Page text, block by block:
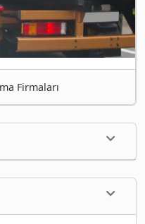
Firmaları